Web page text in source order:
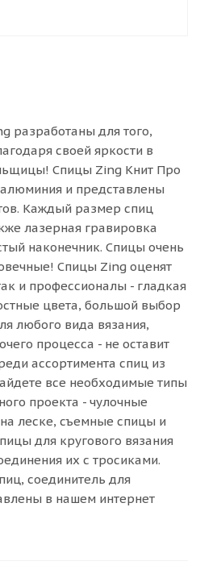
разработаны для того,
своей яркости в
Спицы Zing Книт Про
алюминия и представлены
Каждый размер спиц
лазерная гравировка
наконечник. Спицы очень
Спицы Zing оценят
и профессионалы - гладкая
цвета, большой выбор
любого вида вязания,
процесса - не оставит
ассортимента спиц из
все необходимые типы
проекта - чулочные
леске, съемные спицы и
для кругового вязания
их с тросиками.
соединитель для
в нашем интернет